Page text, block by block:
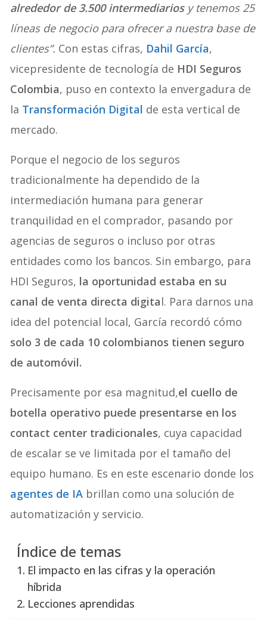
alrededor de 3.500 intermediariosy tenemos 25
líneas de negocio para ofrecer a nuestra base de
clientes”. Con estas cifras, Dahil García,
vicepresidente de tecnología de HDI Seguros
Colombia, puso en contexto la envergadura de
la Transformación Digital de esta vertical de
mercado.
Porque el negocio de los seguros
tradicionalmente ha dependido de la
intermediación humana para generar
tranquilidad en el comprador, pasando por
agencias de seguros o incluso por otras
entidades como los bancos. Sin embargo, para
HDI Seguros, la oportunidad estaba en su
canal de venta directa digital. Para darnos una
idea del potencial local, García recordó cómo
solo 3 de cada 10 colombianos tienen seguro
de automóvil.
Precisamente por esa magnitud,el cuello de
botella operativo puede presentarse en los
contact center tradicionales, cuya capacidad
de escalar se ve limitada por el tamaño del
equipo humano. Es en este escenario donde los
agentes de IA brillan como una solución de
automatización y servicio.
Índice de temas
El impacto en las cifras y la operación
híbrida
Lecciones aprendidas